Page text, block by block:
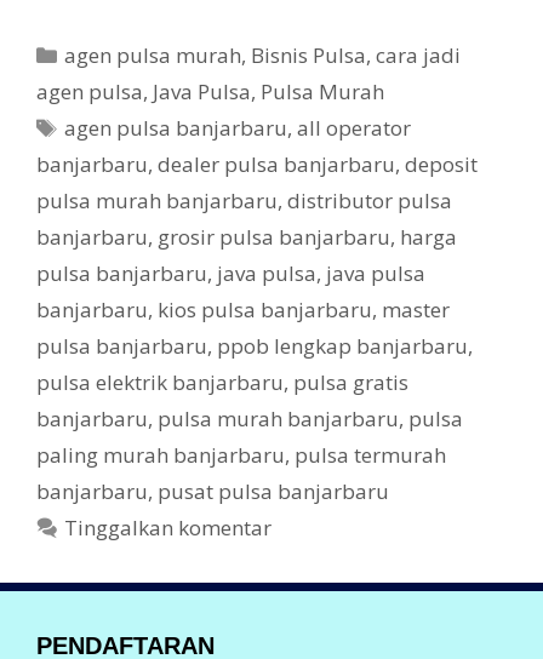
e
b
o
o
k
itt
er
K
a
e
g
o
r
i
agen pulsa murah, Bisnis Pulsa,cara jadi
agen pulsa, Java Pulsa, Pulsa Murah
T
a
g
agen pulsa banjarbaru,all operator
banjarbaru, dealer pulsa banjarbaru, deposit
pulsa murah banjarbaru, distributor pulsa
banjarbaru, grosir pulsa banjarbaru, harga
pulsa banjarbaru, java pulsa, java pulsa
banjarbaru, kios pulsa banjarbaru, master
pulsa banjarbaru, ppob lengkap banjarbaru,
pulsa elektrik banjarbaru, pulsa gratis
banjarbaru, pulsa murah banjarbaru, pulsa
paling murah banjarbaru, pulsa termurah
banjarbaru, pusat pulsa banjarbaru
Tinggalkan komentar
PENDAFTARAN